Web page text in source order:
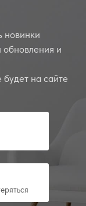
новинки
и
на сайте